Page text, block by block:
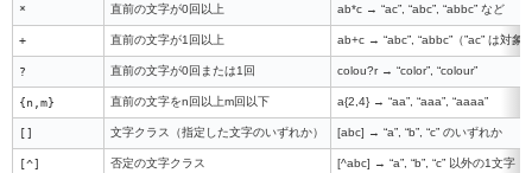
* 直前の文字が0回以上 ab*c → “ac”, “abc”, “abbc” など
+ 直前の文字が1回以上 ab+c → “abc”, “abbc”（”ac” は対象
? 直前の文字が0回または1回 colou?r → “color”, “colour”
{n,m} 直前の文字をn回以上m回以下 a{2,4} → “aa”, “aaa”, “aaaa”
[] 文字クラス（指定した文字のいずれか） [abc] → “a”, “b”, “c” のいずれか
[^] 否定の文字クラス [^abc] → “a”, “b”, “c” 以外の1文字